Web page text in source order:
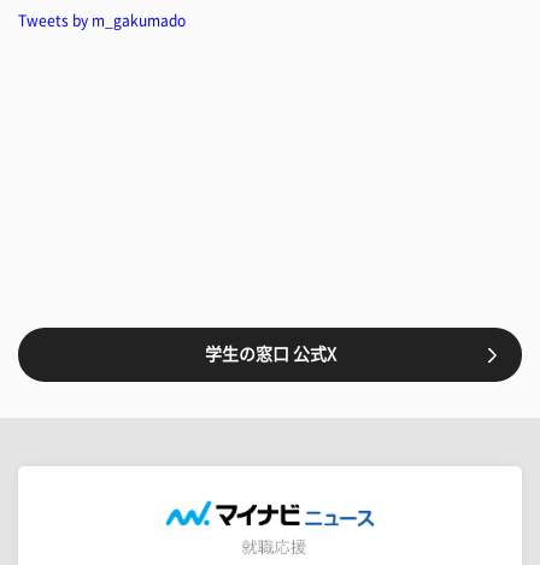
Tweets by m_gakumado
学生の窓口 公式X